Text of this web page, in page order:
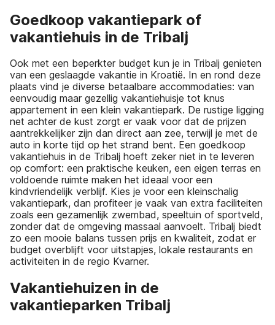
Goedkoop vakantiepark of
vakantiehuis in de Tribalj
Ook met een beperkter budget kun je in Tribalj genieten
van een geslaagde vakantie in Kroatië. In en rond deze
plaats vind je diverse betaalbare accommodaties: van
eenvoudig maar gezellig vakantiehuisje tot knus
appartement in een klein vakantiepark. De rustige ligging
net achter de kust zorgt er vaak voor dat de prijzen
aantrekkelijker zijn dan direct aan zee, terwijl je met de
auto in korte tijd op het strand bent. Een goedkoop
vakantiehuis in de Tribalj hoeft zeker niet in te leveren
op comfort: een praktische keuken, een eigen terras en
voldoende ruimte maken het ideaal voor een
kindvriendelijk verblijf. Kies je voor een kleinschalig
vakantiepark, dan profiteer je vaak van extra faciliteiten
zoals een gezamenlijk zwembad, speeltuin of sportveld,
zonder dat de omgeving massaal aanvoelt. Tribalj biedt
zo een mooie balans tussen prijs en kwaliteit, zodat er
budget overblijft voor uitstapjes, lokale restaurants en
activiteiten in de regio Kvarner.
Vakantiehuizen in de
vakantieparken Tribalj